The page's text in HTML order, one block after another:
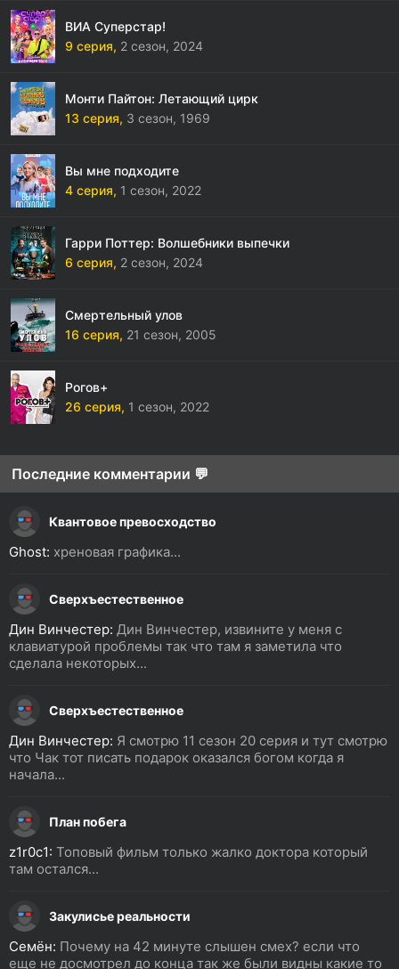
ВИА Суперстар!
9 серия, 2 сезон, 2024
Монти Пайтон: Летающий цирк
13 серия, 3 сезон, 1969
Вы мне подходите
4 серия, 1 сезон, 2022
Гарри Поттер: Волшебники выпечки
6 серия, 2 сезон, 2024
Смертельный улов
16 серия, 21 сезон, 2005
Рогов+
26 серия, 1 сезон, 2022
Последние комментарии 💬
Квантовое превосходство
Ghost: хреновая графика...
Сверхъестественное
Дин Винчестер: Дин Винчестер, извините у меня с
клавиатурой проблемы так что там я заметила что
сделала некоторых...
Сверхъестественное
Дин Винчестер: Я смотрю 11 сезон 20 серия и тут смотрю
что Чак тот писать подарок оказался богом когда я
начала...
План побега
z1r0c1: Топовый фильм только жалко доктора который
там остался...
Закулисье реальности
Семён: Почему на 42 минуте слышен смех? если что
еще не досмотрел до конца так же были видны какие то